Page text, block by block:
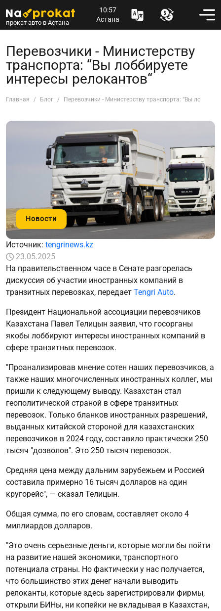
прокат авто в Астана
10:57
Астана
Перевозчики - Министерству
транспорта: “Вы лоббируете
интересы релокантов“
Главная Блог Перевозчики - Министерству транспорта: “Вы
Новости
Источник: tengrinews.kz
23.05.2025
На правительственном часе в Сенате разгорелась
дискуссия об участии иностранных компаний в
транзитных перевозках, передает Tengri Auto.
Президент Национальной ассоциации перевозчиков
Казахстана Павел Телицын заявил, что госорганы
якобы лоббируют интересы иностранных компаний в
сфере транзитных перевозок.
"Проанализировав мнение сотен наших перевозчиков, а
также наших многочисленных иностранных коллег, мы
пришли к следующему выводу. Казахстан стал
геополитической страной в сфере транзитных
перевозок. Только бланков иностранных разрешений,
выданных китайской стороной для казахстанских
перевозчиков в 2024 году, составило практически 250
тысяч "дозволов". Это 250 тысяч перевозок.
Средняя цена между дальним зарубежьем и Россией
составила примерно 16 тысяч долларов на один
кругорейс", — сказал Телицын.
Общая сумма, по его словам, составляет около 4
миллиардов долларов.
"Это очень серьезные деньги, которые могли бы пойти
на развитие нашей экономики, транспортного
потенциала страны. Но фактически у нас получается,
что большинство этих денег начали выводить
релоканты, которые здесь зарегистрировали фирмы,
открыли БИНы, ни копейки не вкладывая в Казахстан,